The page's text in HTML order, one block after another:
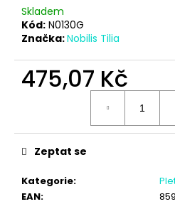
Skladem
Kód: N0130G
Značka:Nobilis Tilia
475,07 Kč
Kategorie:
EAN:
Zeptat se
D
o
p
o
u
j
e
e